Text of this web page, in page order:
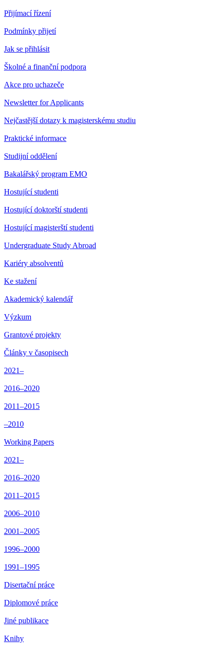
Přijímací řízení
Podmínky přijetí
Jak se přihlásit
Školné a finanční podpora
Akce pro uchazeče
Newsletter for Applicants
Nejčastější dotazy k magisterskému studiu
Praktické informace
Studijní oddělení
Bakalářský program EMO
Hostující studenti
Hostující doktorští studenti
Hostující magisterští studenti
Undergraduate Study Abroad
Kariéry absolventů
Ke stažení
Akademický kalendář
Výzkum
Grantové projekty
Články v časopisech
2021–
2016–2020
2011–2015
–2010
Working Papers
2021–
2016–2020
2011–2015
2006–2010
2001–2005
1996–2000
1991–1995
Disertační práce
Diplomové práce
Jiné publikace
Knihy